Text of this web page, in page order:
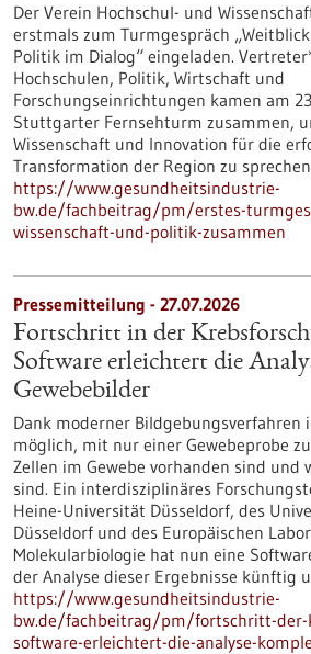
Der Verein Hochschul- und
erstmals zum Turmgespräch
Politik im Dialog“ eingeladen.
Hochschulen, Politik, Wirtschaft und
Forschungseinrichtungen kamen am
Stuttgarter Fernsehturm zusammen,
Wissenschaft und Innovation für die
Transformation der Region zu
https://www.gesundheitsindustrie-
bw.de/fachbeitrag/pm/erstes-
wissenschaft-und-politik-zusammen
Pressemitteilung - 27.07.2026
Fortschritt in der
Software erleichtert die
Gewebebilder
Dank moderner Bildgebungsverfahren
möglich, mit nur einer Gewebeprobe
Zellen im Gewebe vorhanden sind und
sind. Ein interdisziplinäres
Heine-Universität Düsseldorf, des
Düsseldorf und des Europäischen
Molekularbiologie hat nun eine
der Analyse dieser Ergebnisse künftig
https://www.gesundheitsindustrie-
bw.de/fachbeitrag/pm/fortschritt-der-
software-erleichtert-die-analyse-